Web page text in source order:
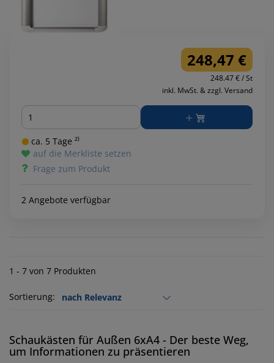
248,47 €
248.47 € / St
inkl. MwSt. & zzgl. Versand
Menge
ca. 5 Tage ²⁾
auf die Merkliste setzen
Frage zum Produkt
2 Angebote verfügbar
1 - 7 von 7 Produkten
Sortierung:
Schaukästen für Außen 6xA4 - Der beste Weg,
um Informationen zu präsentieren